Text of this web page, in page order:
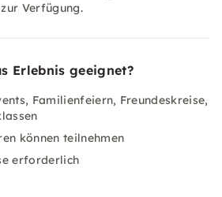
Verfügung.
Erlebnis geeignet?
Familienfeiern, Freundeskreise,
können teilnehmen
erforderlich